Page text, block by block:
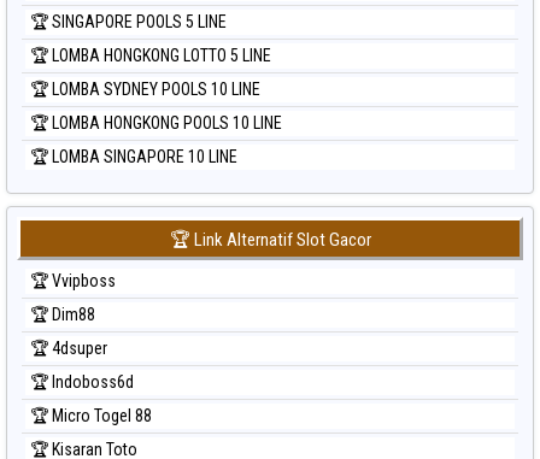
🏆 SINGAPORE POOLS 5 LINE
🏆 LOMBA HONGKONG LOTTO 5 LINE
🏆 LOMBA SYDNEY POOLS 10 LINE
🏆 LOMBA HONGKONG POOLS 10 LINE
🏆 LOMBA SINGAPORE 10 LINE
🏆 Link Alternatif Slot Gacor
🏆 Vvipboss
🏆 Dim88
🏆 4dsuper
🏆 Indoboss6d
🏆 Micro Togel 88
🏆 Kisaran Toto